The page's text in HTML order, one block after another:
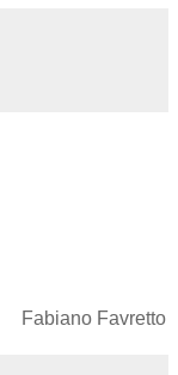
Fabiano Favretto